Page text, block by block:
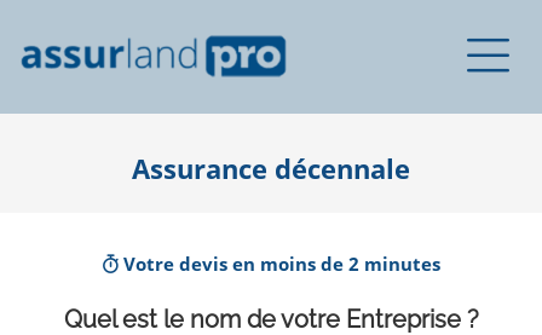
Assurance décennale
Votre devis en moins de 2 minutes
Quel est le nom de votre Entreprise ?